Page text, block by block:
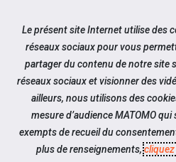
Aller au contenu
Notre actualité
UN JOB DATING
Le présent site Internet utilise des
réseaux sociaux pour vous
partager du contenu de notre site
réseaux sociaux et visionner des
ailleurs, nous utilisons des
mesure d’audience MATOMO qui
exempts de recueil du
plus de renseignements,cliquez